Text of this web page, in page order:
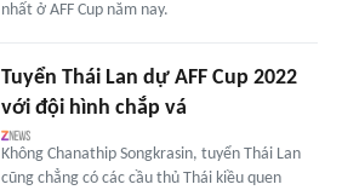
nhất ở AFF Cup năm nay.
Tuyển Thái Lan dự AFF Cup 2022
với đội hình chắp vá
Không Chanathip Songkrasin, tuyển Thái Lan
cũng chẳng có các cầu thủ Thái kiều quen